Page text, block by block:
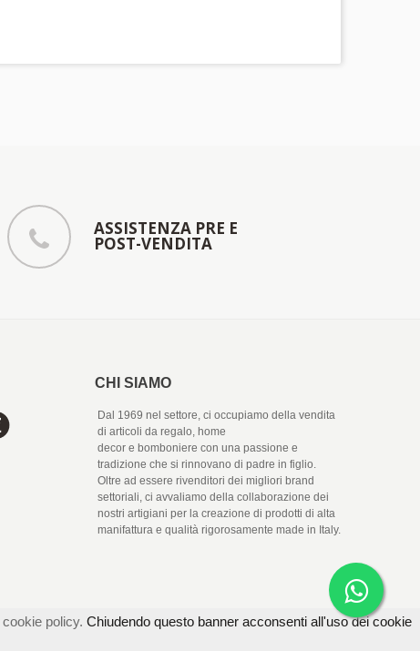
ASSISTENZA PRE E
POST-VENDITA
CHI SIAMO
Dal 1969 nel settore, ci occupiamo della vendita
di articoli da regalo, home
decor e bomboniere con una passione e
tradizione che si rinnovano di padre in figlio.
Oltre ad essere rivenditori dei migliori brand
settoriali, ci avvaliamo della collaborazione dei
nostri artigiani per la creazione di prodotti di alta
manifattura e qualità rigorosamente made in Italy.
cookie policy. Chiudendo questo banner acconsenti all'uso dei cookie